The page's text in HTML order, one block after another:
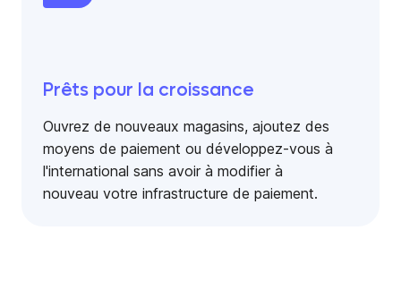
Prêts pour la croissance
Ouvrez de nouveaux magasins, ajoutez des
moyens de paiement ou développez-vous à
l'international sans avoir à modifier à
nouveau votre infrastructure de paiement.